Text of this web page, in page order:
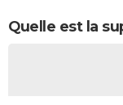
Quelle est la